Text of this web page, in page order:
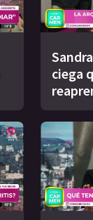
ciega